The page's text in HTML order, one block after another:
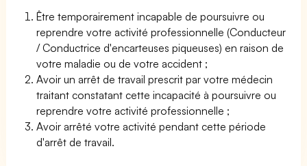
Être temporairement incapable de poursuivre ou
reprendre votre activité professionnelle (Conducteur
/ Conductrice d'encarteuses piqueuses) en raison de
votre maladie ou de votre accident ;
Avoir un arrêt de travail prescrit par votre médecin
traitant constatant cette incapacité à poursuivre ou
reprendre votre activité professionnelle ;
Avoir arrêté votre activité pendant cette période
d'arrêt de travail.